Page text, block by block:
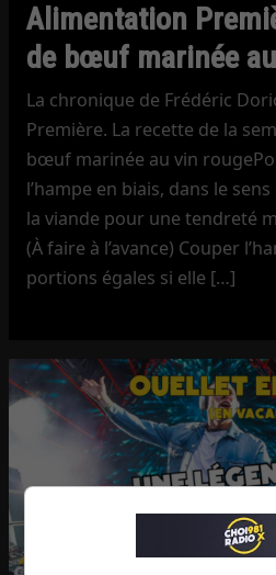
Alimentation
de bœuf marinée
La chronique de Frédéric
Première. La recette de la
bœuf marinée au vin
l’hampe en biais, dans le
la viande pour une tendreté
(À faire à l’avance) Couper
portions égales si elle […]